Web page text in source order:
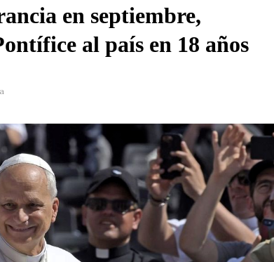
en septiembre,
al país en 18 años